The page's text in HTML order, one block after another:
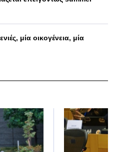
μία οικογένεια, μία